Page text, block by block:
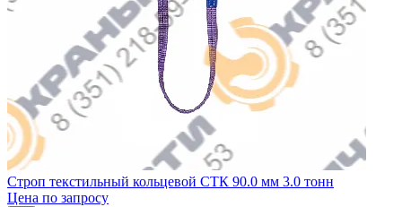
Строп текстильный кольцевой СТК 90.0 мм 3.0 тонн
Цена по запросу